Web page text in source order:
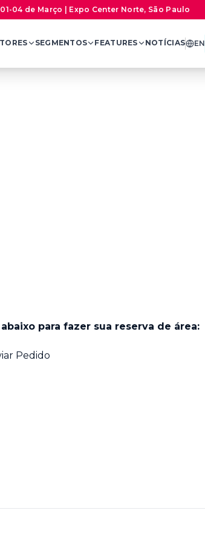
04 de Março | Expo Center Norte, São Paulo
SEGMENTOS FEATURES NOTÍCIAS EN
para fazer sua reserva de área:
Pedido